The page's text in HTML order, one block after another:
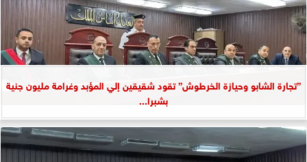
”تجارة الشابو وحيازة الخرطوش” تقود شقيقين إلي المؤبد وغرامة مليون جنية
بشبرا...